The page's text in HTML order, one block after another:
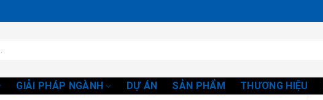
GIẢI PHÁP NGÀNH DỰ ÁN SẢN PHẨM THƯƠNG HIỆU